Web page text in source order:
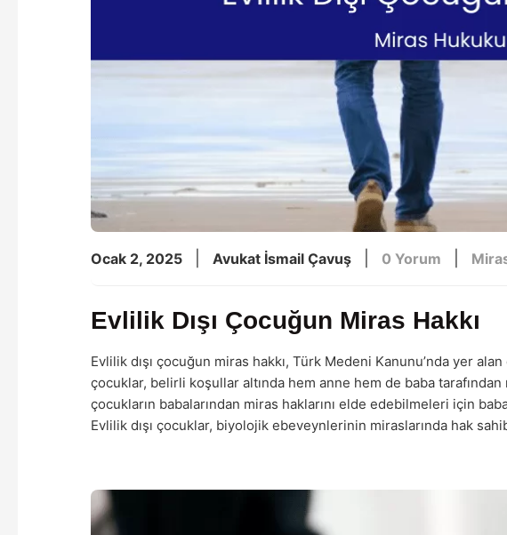
Ocak 2, 2025 Avukat İsmail Çavuş 0 Yorum
Evlilik Dışı Çocuğun Miras Hakkı
Evlilik dışı çocuğun miras hakkı, Türk Medeni Kanunu’nda yer
çocuklar, belirli koşullar altında hem anne hem de baba tarafından
çocukların babalarından miras haklarını elde edebilmeleri için
Evlilik dışı çocuklar, biyolojik ebeveynlerinin miraslarında hak